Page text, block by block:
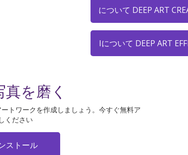
について DEEP ART
Iについて DEEP ART
を磨く
トワークを作成しましょう。今すぐ無料ア
ください
ストール